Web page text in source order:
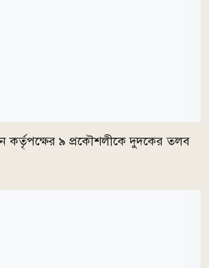
কর্তৃপক্ষের ৯ প্রকৌশলীকে দুদকের তলব